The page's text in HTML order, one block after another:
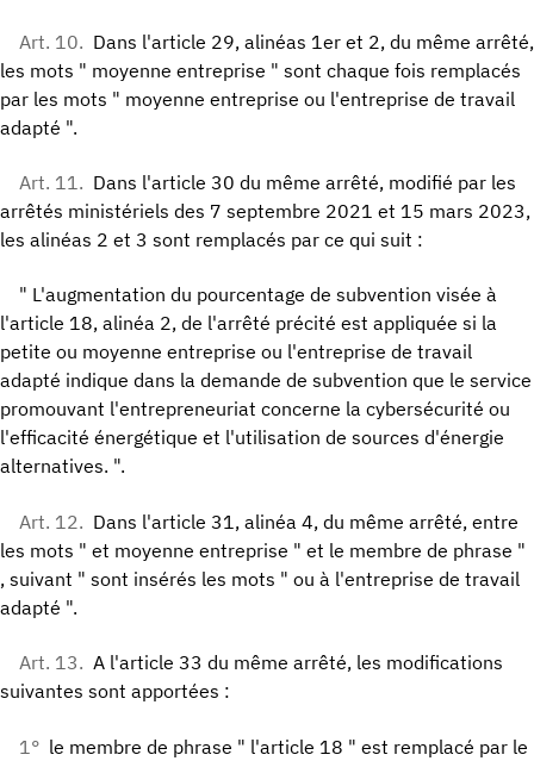
Art. 10. Dans l'article 29, alinéas 1er et 2, du même arrêté,
les mots " moyenne entreprise " sont chaque fois remplacés
par les mots " moyenne entreprise ou l'entreprise de travail
adapté ".
Art. 11. Dans l'article 30 du même arrêté, modifié par les
arrêtés ministériels des 7 septembre 2021 et 15 mars 2023,
les alinéas 2 et 3 sont remplacés par ce qui suit :
" L'augmentation du pourcentage de subvention visée à
l'article 18, alinéa 2, de l'arrêté précité est appliquée si la
petite ou moyenne entreprise ou l'entreprise de travail
adapté indique dans la demande de subvention que le service
promouvant l'entrepreneuriat concerne la cybersécurité ou
l'efficacité énergétique et l'utilisation de sources d'énergie
alternatives. ".
Art. 12. Dans l'article 31, alinéa 4, du même arrêté, entre
les mots " et moyenne entreprise " et le membre de phrase "
, suivant " sont insérés les mots " ou à l'entreprise de travail
adapté ".
Art. 13. A l'article 33 du même arrêté, les modifications
suivantes sont apportées :
1° le membre de phrase " l'article 18 " est remplacé par le